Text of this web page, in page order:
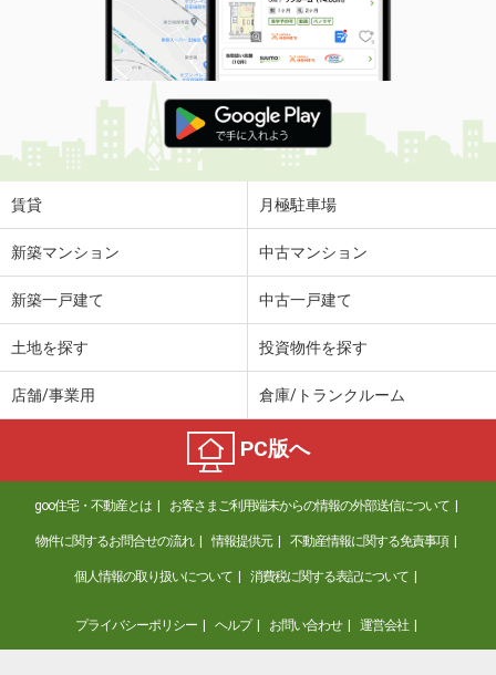
賃貸 月極駐車場
新築マンション 中古マンション
新築一戸建て 中古一戸建て
土地を探す 投資物件を探す
店舗/事業用 倉庫/トランクルーム
PC版へ
goo住宅・不動産とは お客さまご利用端末からの情報の外部送信について
物件に関するお問合せの流れ 情報提供元 不動産情報に関する免責事項
個人情報の取り扱いについて 消費税に関する表記について
プライバシーポリシー ヘルプ お問い合わせ 運営会社